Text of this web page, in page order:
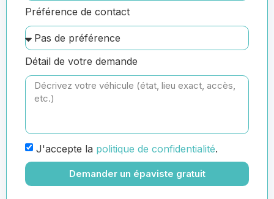
Préférence de contact
Détail de votre demande
J'accepte la politique de confidentialité.
Demander un épaviste gratuit